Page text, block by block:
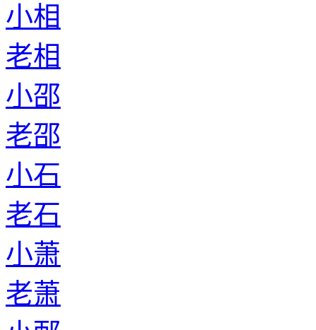
小相
老相
小邵
老邵
小石
老石
小萧
老萧